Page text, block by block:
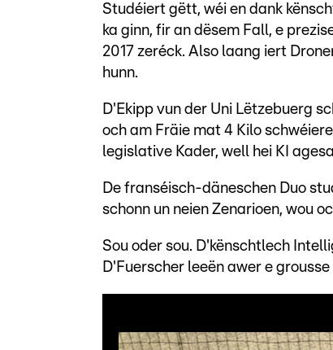
Studéiert gëtt, wéi en dank
ka ginn, fir an dësem Fall, e
2017 zeréck. Also laang iert
hunn.
D'Ekipp vun der Uni Lëtzebuerg
och am Fräie mat 4 Kilo
legislative Kader, well hei KI
De franséisch-däneschen Duo
schonn un neien Zenarioen, wou
Sou oder sou. D'kënschtlech
D'Fuerscher leeën awer e